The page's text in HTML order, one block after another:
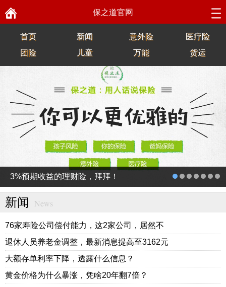
保之道官网
首页 新闻 意外险
医疗险
团险
儿童 万能 货运
3%预期收益的理财险，拜拜！
新闻 News
76家寿险公司偿付能力，这2家公司，居然不
退休人员养老金调整，最新消息提高至3162元
大额存单利率下降，透露什么信息？
黄金价格为什么暴涨，凭啥20年翻7倍？